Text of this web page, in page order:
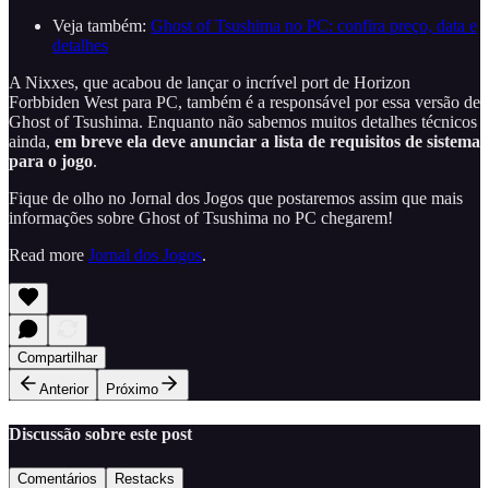
Veja também: Ghost of Tsushima no PC: confira preço, data e
detalhes
A Nixxes, que acabou de lançar o incrível port de Horizon
Forbbiden West para PC, também é a responsável por essa versão de
Ghost of Tsushima. Enquanto não sabemos muitos detalhes técnicos
ainda, em breve ela deve anunciar a lista de requisitos de sistema
para o jogo.
Fique de olho no Jornal dos Jogos que postaremos assim que mais
informações sobre Ghost of Tsushima no PC chegarem!
Read more Jornal dos Jogos.
Compartilhar
Anterior
Próximo
Discussão sobre este post
Comentários Restacks